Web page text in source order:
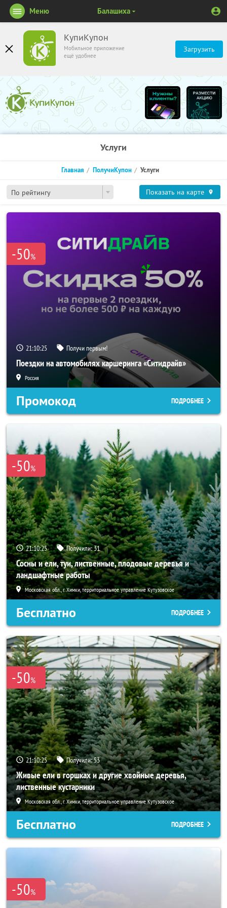
КупиКупон
Мобильное приложение
ещё удобнее
Загрузить
Меню Балашиха
Услуги
По рейтингу
Главная ПолучиКупон Услуги
Показать на карте
-50%
21:10:24 Получи первым!
Поездки на автомобилях каршеринга «Ситидрайв»
Россия
Промокод ПОДРОБНЕЕ
-50%
21:10:24 Получили:31
Сосны и ели, туи, лиственные, плодовые деревья и
ландшафтные работы
Московская обл., г. Химки, территориальное управление Кутузовское
Бесплатно ПОДРОБНЕЕ
-50%
21:10:24 Получили:53
Живые ели в горшках и другие хвойные деревья,
лиственные кустарники
Московская обл., г. Химки, территориальное управление Кутузовское
Бесплатно ПОДРОБНЕЕ
-50%